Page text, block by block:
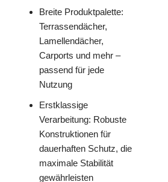
Breite Produktpalette:
Terrassendächer,
Lamellendächer,
Carports und mehr –
passend für jede
Nutzung
Erstklassige
Verarbeitung: Robuste
Konstruktionen für
dauerhaften Schutz, die
maximale Stabilität
gewährleisten